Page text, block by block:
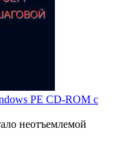
PE CD-ROM с
неотъемлемой